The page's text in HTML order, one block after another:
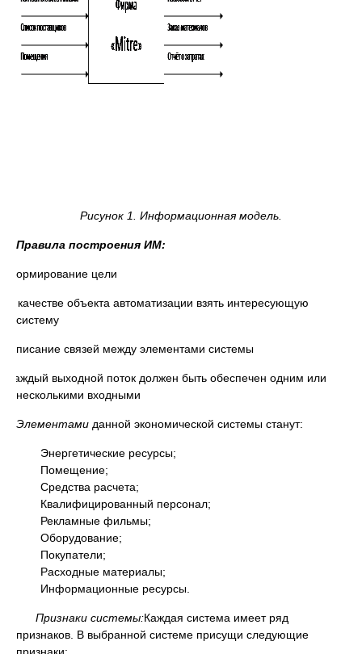
Рисунок 1. Информационная модель.
Правила построения ИМ:
Формирование цели
В качестве объекта автоматизации взять интересующую
систему
Описание связей между элементами системы
Каждый выходной поток должен быть обеспечен одним или
несколькими входными
Элементами данной экономической системы станут:
Энергетические ресурсы;
Помещение;
Средства расчета;
Квалифицированный персонал;
Рекламные фильмы;
Оборудование;
Покупатели;
Расходные материалы;
Информационные ресурсы.
Признаки системы:Каждая система имеет ряд
признаков. В выбранной системе присущи следующие